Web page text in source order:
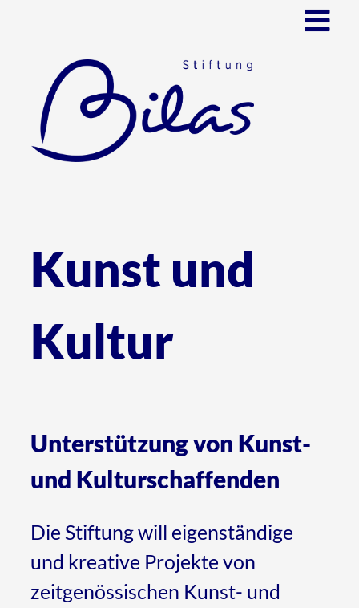
Kunst und
Kultur
Unterstützung von Kunst-
und Kulturschaffenden
Die Stiftung will eigenständige
und kreative Projekte von
zeitgenössischen Kunst- und